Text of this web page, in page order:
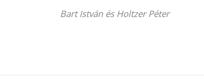
Bart István és Holtzer Péter